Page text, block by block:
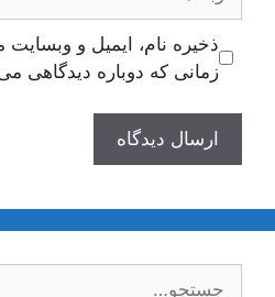
ذخیره نام، ایمیل و
زمانی که دوباره دیدگاهی